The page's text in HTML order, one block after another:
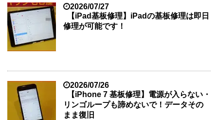
2026/07/27
【iPad基板修理】iPadの基板修理は即日
修理が可能です！
2026/07/26
【iPhone 7 基板修理】電源が入らない・
リンゴループも諦めないで！データその
まま復旧